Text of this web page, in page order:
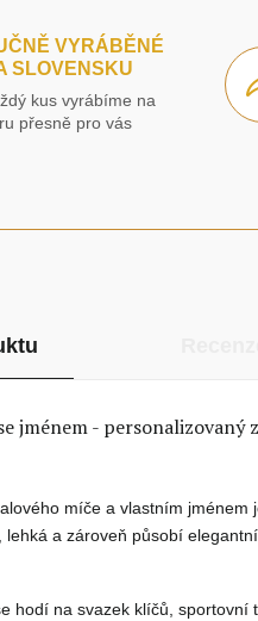
VYRÁBĚNÉ
SLOVENSKU
kus vyrábíme na
přesně pro vás
jménem - personalizovaný
míče a vlastním jménem
lehká a zároveň působí
hodí na svazek klíčů, sportovní